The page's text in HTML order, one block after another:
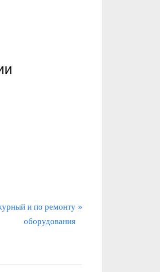
и по ремонту
оборудования